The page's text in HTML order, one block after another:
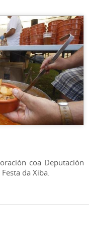
coa Deputación
da Xiba.